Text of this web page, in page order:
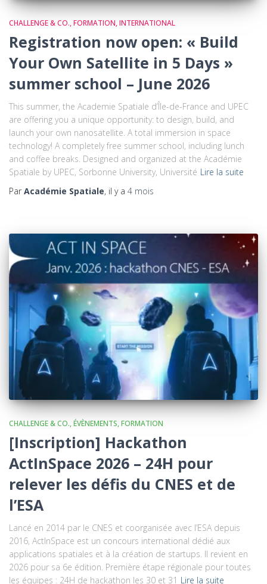
CHALLENGE & CO. FORMATION INTERNATIONAL
Registration now open: « Build
Your Own Satellite in 5 Days »
summer school – June 2026
This summer, the Academie Spatiale d’Île-de-France and UPEC
are offering you a unique opportunity: to design, build, and
launch your own nanosatellite. A total immersion in space
technology! A completely free summer school, including lunch
and coffee breaks. Designed and organized at the Académie
Spatiale by UPEC, Sorbonne University, Université Lire la suite
Par Académie Spatiale, il y a 4 mois
CHALLENGE & CO. ÉVÈNEMENTS FORMATION
[Inscription] Hackathon
ActInSpace 2026 – 24H pour
relever les défis du CNES et de
l’ESA
Lancé en 2014 par le CNES et coorganisée avec l’ESA depuis
2016, ActInSpace est un concours international dédié aux
applications spatiales et à la création de startups. Il revient en
2026 pour sa 6e édition. Première étape régionale pour toutes
les équipes : 24H de hackathon les 30 et 31 Lire la suite